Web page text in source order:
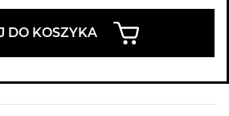
DO KOSZYKA